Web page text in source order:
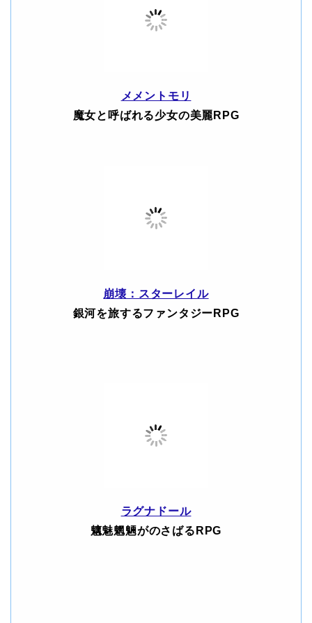
メメントモリ
魔女と呼ばれる少女の美麗RPG
崩壊：スターレイル
銀河を旅するファンタジーRPG
ラグナドール
魑魅魍魎がのさばるRPG